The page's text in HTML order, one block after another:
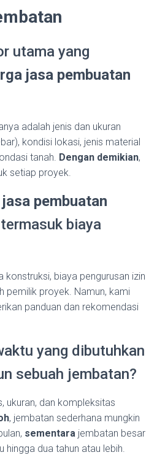
utama yang
jasa pembuatan
adalah jenis dan ukuran
kondisi lokasi, jenis material
tanah. Dengan demikian,
setiap proyek.
jasa pembuatan
biaya
konstruksi, biaya pengurusan izin
pemilik proyek. Namun, kami
panduan dan rekomendasi
yang dibutuhkan
sebuah jembatan?
ukuran, dan kompleksitas
, jembatan sederhana mungkin
sementara jembatan besar
hingga dua tahun atau lebih.